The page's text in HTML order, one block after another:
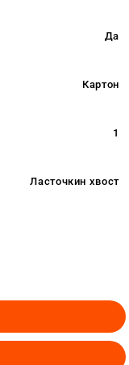
Да
Картон
1
Ласточкин хвост